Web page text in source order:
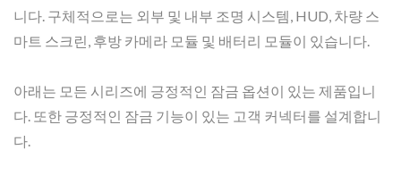
니다. 구체적으로는 외부 및 내부 조명 시스템, HUD, 차량 스
마트 스크린, 후방 카메라 모듈 및 배터리 모듈이 있습니다.
아래는 모든 시리즈에 긍정적인 잠금 옵션이 있는 제품입니
다. 또한 긍정적인 잠금 기능이 있는 고객 커넥터를 설계합니
다.